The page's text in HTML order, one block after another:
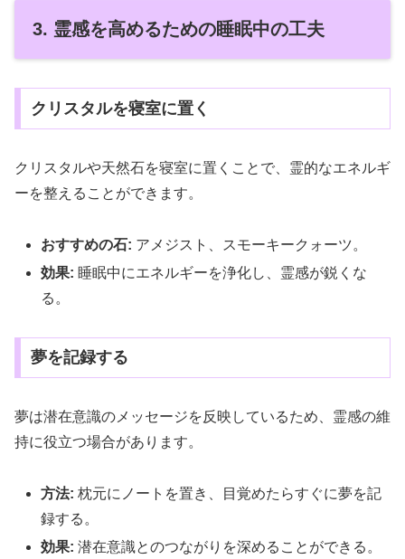
3. 霊感を高めるための睡眠中の工夫
クリスタルを寝室に置く
クリスタルや天然石を寝室に置くことで、霊的なエネルギ
ーを整えることができます。
おすすめの石: アメジスト、スモーキークォーツ。
効果: 睡眠中にエネルギーを浄化し、霊感が鋭くな
る。
夢を記録する
夢は潜在意識のメッセージを反映しているため、霊感の維
持に役立つ場合があります。
方法: 枕元にノートを置き、目覚めたらすぐに夢を記
録する。
効果: 潜在意識とのつながりを深めることができる。